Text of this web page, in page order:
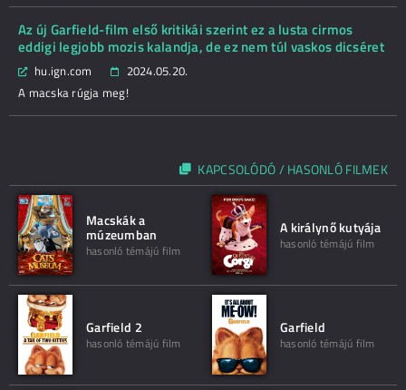
Az új Garfield-film első kritikái szerint ez a lusta cirmos
eddigi legjobb mozis kalandja, de ez nem túl vaskos dicséret
hu.ign.com
2024.05.20.
A macska rúgja meg!
KAPCSOLÓDÓ / HASONLÓ FILMEK
Macskák a
múzeumban
hasonló témájú film
A királynő kutyája
hasonló témájú film
Garfield 2
hasonló témájú film
Garfield
hasonló témájú film